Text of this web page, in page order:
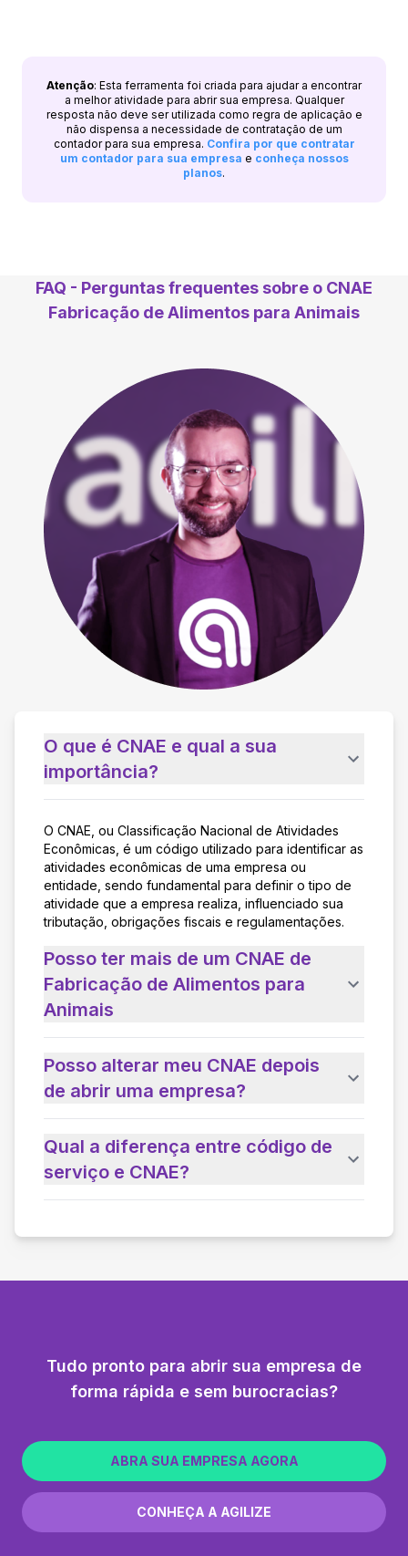
Atenção: Esta ferramenta foi criada para ajudar a encontrar
a melhor atividade para abrir sua empresa. Qualquer
resposta não deve ser utilizada como regra de aplicação e
não dispensa a necessidade de contratação de um
contador para sua empresa. Confira por que contratar
um contador para sua empresa e conheça nossos
planos.
FAQ - Perguntas frequentes sobre o CNAE
Fabricação de Alimentos para Animais
O que é CNAE e qual a sua
importância?
O CNAE, ou Classificação Nacional de Atividades
Econômicas, é um código utilizado para identificar as
atividades econômicas de uma empresa ou
entidade, sendo fundamental para definir o tipo de
atividade que a empresa realiza, influenciado sua
tributação, obrigações fiscais e regulamentações.
Posso ter mais de um CNAE de
Fabricação de Alimentos para
Animais
Posso alterar meu CNAE depois
de abrir uma empresa?
Qual a diferença entre código de
serviço e CNAE?
Tudo pronto para abrir sua empresa de
forma rápida e sem burocracias?
ABRA SUA EMPRESA AGORA
CONHEÇA A AGILIZE